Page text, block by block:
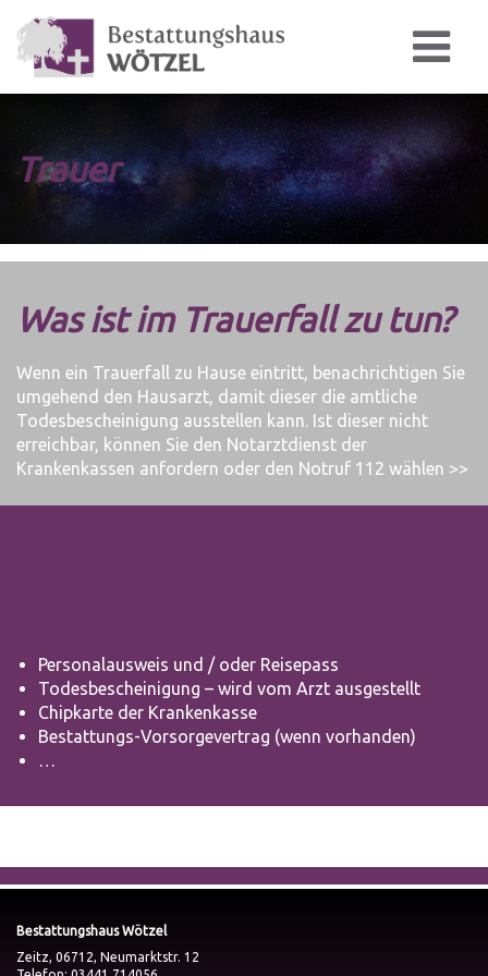
Trauer
Was ist im Trauerfall zu tun?
Wenn ein Trauerfall zu Hause eintritt, benachrichtigen Sie
umgehend den Hausarzt, damit dieser die amtliche
Todesbescheinigung ausstellen kann. Ist dieser nicht
erreichbar, können Sie den Notarztdienst der
Krankenkassen anfordern oder den Notruf 112 wählen >>
Personalausweis und / oder Reisepass
Todesbescheinigung – wird vom Arzt ausgestellt
Chipkarte der Krankenkasse
Bestattungs-Vorsorgevertrag (wenn vorhanden)
…
Bestattungshaus Wötzel
Zeitz, 06712, Neumarktstr. 12